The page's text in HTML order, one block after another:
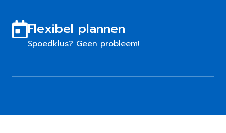
Flexibel plannen
Spoedklus? Geen probleem!